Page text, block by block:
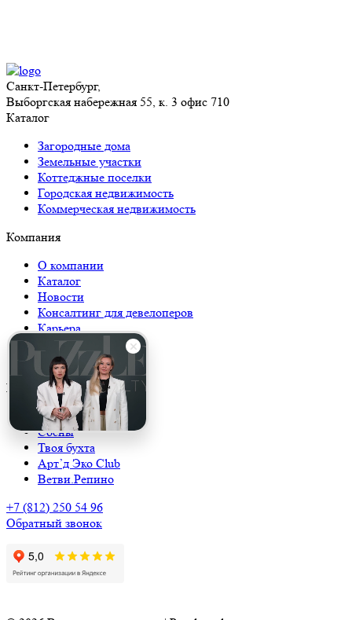
Санкт-Петербург,
Выборгская набережная 55, к. 3 офис 710
Каталог
Загородные дома
Земельные участки
Коттеджные поселки
Городская недвижимость
Коммерческая недвижимость
Компания
О компании
Каталог
Новости
Консалтинг для девелоперов
Карьера
Журналы
Контакты
Наши поселки
39/19
Сосны
Твоя бухта
Арт’д Эко Club
Ветви.Репино
+7 (812) 250 54 96
Обратный звонок